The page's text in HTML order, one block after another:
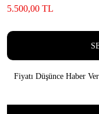
5.500,00 TL
Fiyatı Düşünce Haber Ver